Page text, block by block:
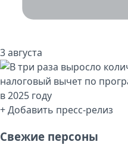
3 августа
+ Добавить пресс-релиз
Свежие персоны